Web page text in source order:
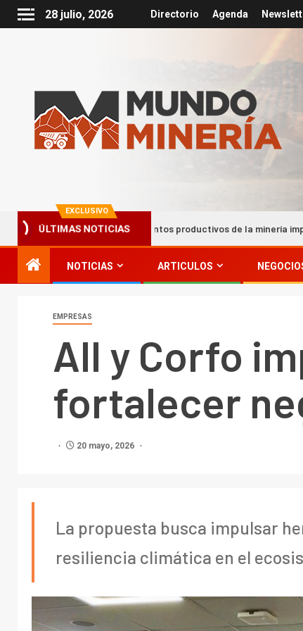
28 julio, 2026 Directorio Agenda
EXCLUSIVO
ÚLTIMAS NOTICIAS
Encadenamientos productivos de la minería impulsan hasta el
NOTICIAS ARTICULOS
EMPRESAS
AII y Corfo
fortalecer
20 mayo, 2026
La propuesta busca impulsar
resiliencia climática en el